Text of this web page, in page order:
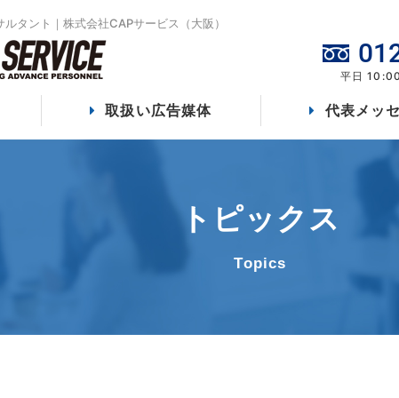
タント｜株式会社CAPサービス（大阪）
平日
取扱い広告媒体 代表メッ
トピックス